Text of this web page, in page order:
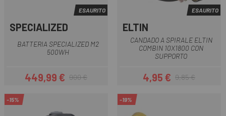
ESAURITO
SPECIALIZED
BATTERIA SPECIALIZED M2
500WH
Prezzo
449,99 €Prezzo base
900 €
ESAURITO
ELTIN
CANDADO A SPIRALE ELTIN
COMBIN 10X1800 CON
SUPPORTO
Prezzo
4,95 €Prezzo base
9,85 €
-15% -19%